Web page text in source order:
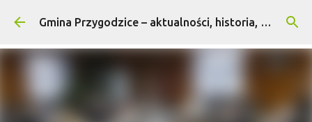
Przejdź do głównej zawartości Gmina Przygodzice – aktualności, historia, turystyka